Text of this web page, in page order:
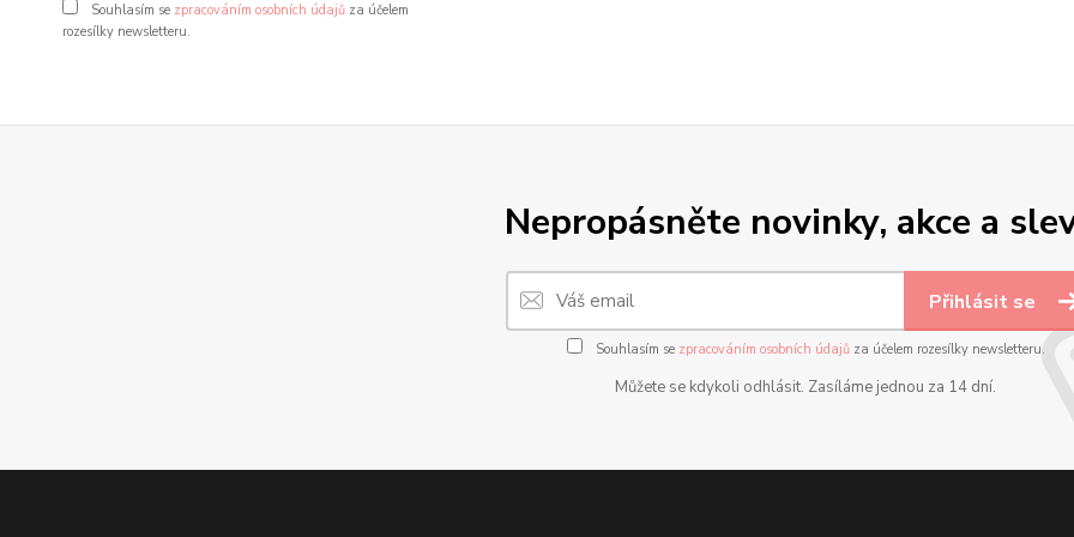
Souhlasím se zpracováním osobních údajů za účelem
rozesílky newsletteru.
Nepropásněte novinky, akce a
Přihlásit se
Souhlasím se zpracováním osobních údajůza účelem rozesílky newsletteru.
Můžete se kdykoli odhlásit. Zasíláme jednou za 14 dní.